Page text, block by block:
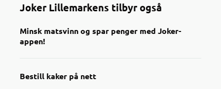
Joker Lillemarkens tilbyr også
Minsk matsvinn og spar penger med Joker-
appen!
Bestill kaker på nett